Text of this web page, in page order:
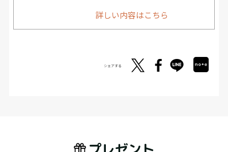
詳しい内容はこちら
シェアする